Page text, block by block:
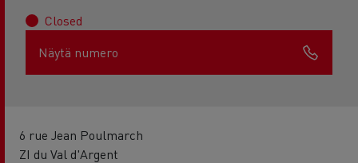
Closed
Näytä numero
6 rue Jean Poulmarch
ZI du Val d'Argent